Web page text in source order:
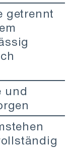
getrennt
und